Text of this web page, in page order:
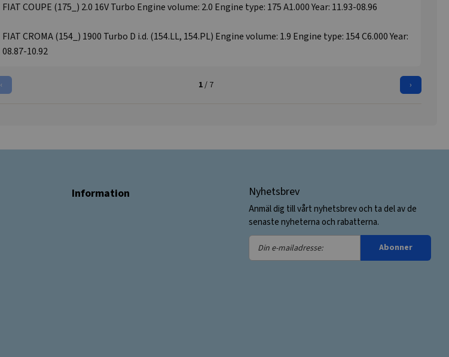
FIAT COUPE (175_) 2.0 16V Turbo Engine volume: 2.0 Engine type: 175 A1.000 Year: 11.93-08.96
FIAT CROMA (154_) 1900 Turbo D i.d. (154.LL, 154.PL) Engine volume: 1.9 Engine type: 154 C6.000 Year:
08.87-10.92
‹ 1/ 7 ›
Information Nyhetsbrev
Anmäl dig till vårt nyhetsbrev och ta del av de
senaste nyheterna och rabatterna.
Din
e-
Abonner